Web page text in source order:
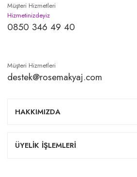
Müşteri Hizmetleri
Hizmetinizdeyiz
0850 346 49 40
Müşteri Hizmetleri
destek@rosemakyaj.com
HAKKIMIZDA
ÜYELİK İŞLEMLERİ